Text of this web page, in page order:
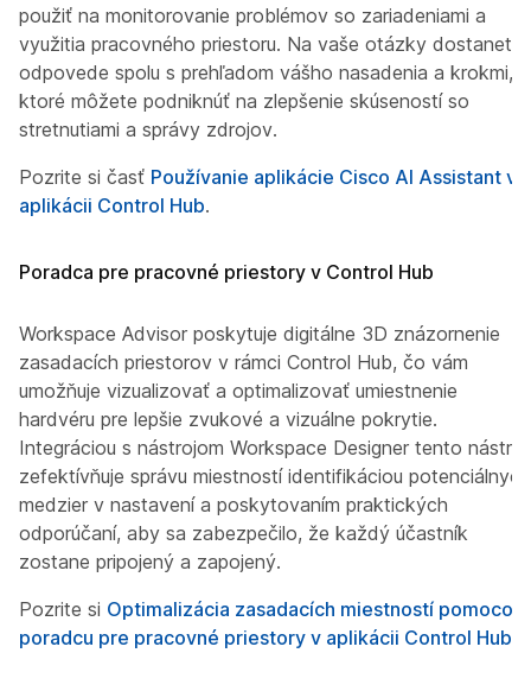
použiť na monitorovanie problémov so zariadeniami a
využitia pracovného priestoru. Na vaše otázky dostanete
odpovede spolu s prehľadom vášho nasadenia a krokmi,
ktoré môžete podniknúť na zlepšenie skúseností so
stretnutiami a správy zdrojov.
Pozrite si časť Používanie aplikácie Cisco AI Assistant v
aplikácii Control Hub.
Poradca pre pracovné priestory v Control Hub
Workspace Advisor poskytuje digitálne 3D znázornenie
zasadacích priestorov v rámci Control Hub, čo vám
umožňuje vizualizovať a optimalizovať umiestnenie
hardvéru pre lepšie zvukové a vizuálne pokrytie.
Integráciou s nástrojom Workspace Designer tento nástroj
zefektívňuje správu miestností identifikáciou potenciálnych
medzier v nastavení a poskytovaním praktických
odporúčaní, aby sa zabezpečilo, že každý účastník
zostane pripojený a zapojený.
Pozrite si Optimalizácia zasadacích miestností pomocou
poradcu pre pracovné priestory v aplikácii Control Hub